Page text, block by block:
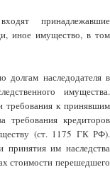
принадлежавшие
иное имущество, в том
долгам наследодателя в
имущества.
требования к принявшим
требования кредиторов
(ст. 1175 ГК РФ).
принятия им наследства
стоимости перешедшего